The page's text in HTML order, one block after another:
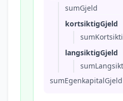
sumGjeld
kortsiktigGjeld
langsiktigGjeld
sumEgenkapitalGjeld